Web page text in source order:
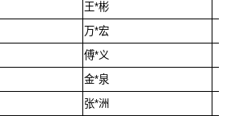
王*彬
万*宏
傅*义
金*泉
张*洲